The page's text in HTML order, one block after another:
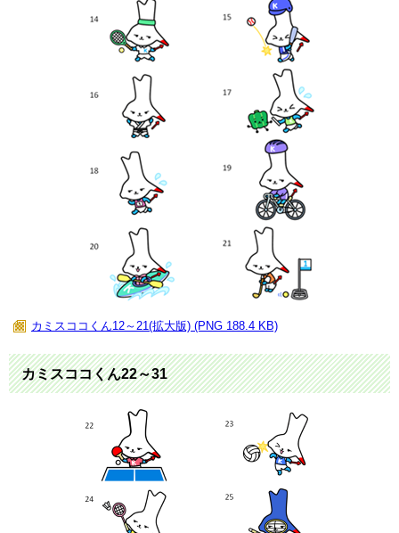
カミスココくん12～21(拡大版) (PNG 188.4 KB)
カミスココくん22～31